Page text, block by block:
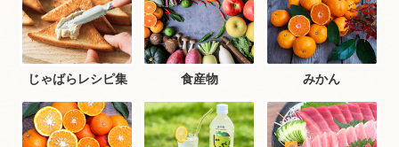
じゃばらレシピ集 食産物 みかん